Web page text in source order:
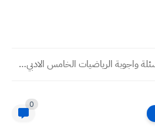
اسئلة واجوبة الرياضيات الخامس الادبي نهاية السنة 2024
0